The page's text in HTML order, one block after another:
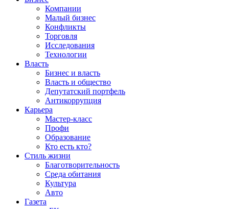
Компании
Малый бизнес
Конфликты
Торговля
Исследования
Технологии
Власть
Бизнес и власть
Власть и общество
Депутатский портфель
Антикоррупция
Карьера
Мастер-класс
Профи
Образование
Кто есть кто?
Стиль жизни
Благотворительность
Среда обитания
Культура
Авто
Газета